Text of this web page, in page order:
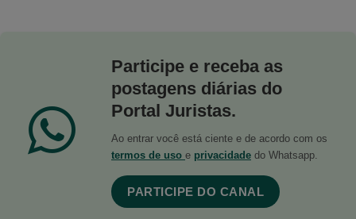
Participe e receba as
postagens diárias do
Portal Juristas.
Ao entrar você está ciente e de acordo com os
termos de uso e privacidade do Whatsapp.
PARTICIPE DO CANAL